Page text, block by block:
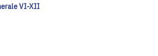
VI-XII